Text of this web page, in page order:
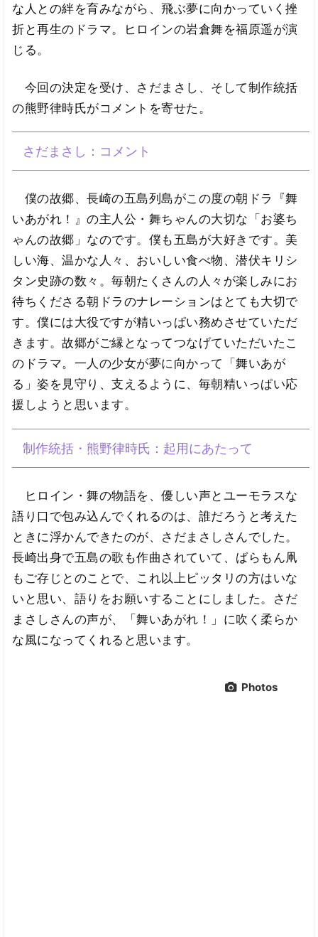
な人との絆を育みながら、飛ぶ夢に向かっていく挫
折と再生のドラマ。ヒロインの岩倉舞を福原遥が演
じる。
今回の決定を受け、さだまさし、そして制作統括
の熊野律時氏がコメントを寄せた。
さだまさし：コメント
僕の故郷、長崎の五島列島がこの度の朝ドラ『舞
いあがれ！』の主人公・舞ちゃんの大切な「お婆ち
ゃんの故郷」なのです。僕も五島が大好きです。美
しい海、温かな人々、おいしい食べ物、潜伏キリシ
タン史跡の数々。毎朝たくさんの人々が楽しみにお
待ちくださる朝ドラのナレーションはとても大切で
す。僕には大役ですが精いっぱい務めさせていただ
きます。故郷がご縁となってつなげていただいたこ
のドラマ。一人の少女が夢に向かって「舞いあが
る」姿を見守り、支えるように、毎朝精いっぱい応
援しようと思います。
制作統括・熊野律時氏：起用にあたって
ヒロイン・舞の物語を、優しい声とユーモラスな
語り口で包み込んでくれるのは、誰だろうと考えた
ときに浮かんできたのが、さだまさしさんでした。
長崎出身で五島の歌も作曲されていて、ばらもん凧
もご存じとのことで、これ以上ピッタリの方はいな
いと思い、語りをお願いすることにしました。さだ
まさしさんの声が、「舞いあがれ！」に吹く柔らか
な風になってくれると思います。
Photos